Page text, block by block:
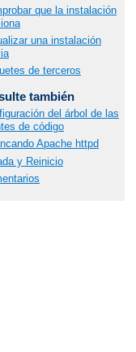
que la instalación
una instalación
de terceros
también
del árbol de las
de código
Apache httpd
y Reinicio